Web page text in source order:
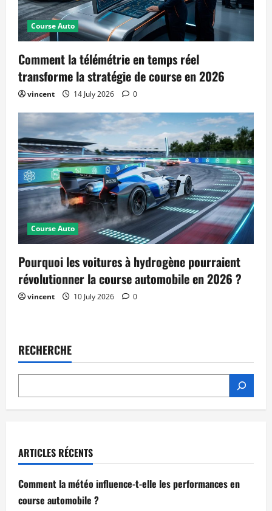
Course Auto
Comment la télémétrie en temps réel
transforme la stratégie de course en 2026
vincent 14 July 2026 0
Course Auto
Pourquoi les voitures à hydrogène pourraient
révolutionner la course automobile en 2026 ?
vincent 10 July 2026 0
RECHERCHE
ARTICLES RÉCENTS
Comment la météo influence-t-elle les performances en
course automobile ?